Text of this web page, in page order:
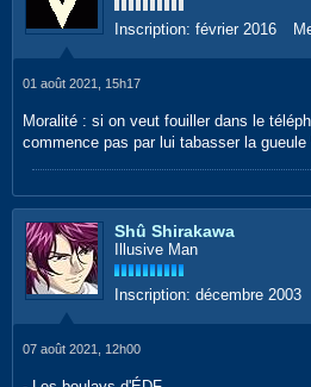
Inscription: février 2016
01 août 2021, 15h17
Moralité : si on veut fouiller dans le
commence pas par lui tabasser la gueule
Shû Shirakawa
Illusive Man
Inscription: décembre 2003
07 août 2021, 12h00